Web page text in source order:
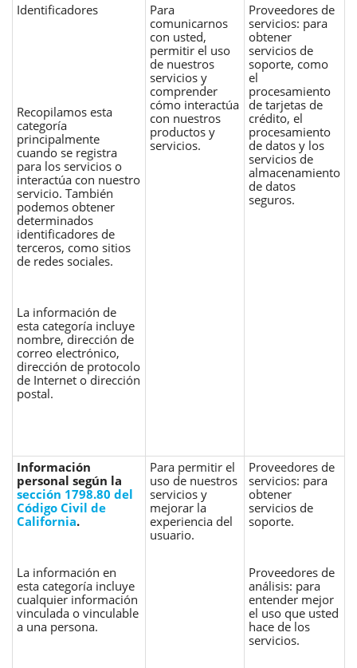
Identificadores
Recopilamos esta
categoría
principalmente
cuando se registra
para los servicios o
interactúa con nuestro
servicio. También
podemos obtener
determinados
identificadores de
terceros, como sitios
de redes sociales.
La información de
esta categoría incluye
nombre, dirección de
correo electrónico,
dirección de protocolo
de Internet o dirección
postal.
Para
comunicarnos
con usted,
permitir el uso
de nuestros
servicios y
comprender
cómo interactúa
con nuestros
productos y
servicios.
Proveedores de
servicios: para
obtener
servicios de
soporte, como
el
procesamiento
de tarjetas de
crédito, el
procesamiento
de datos y los
servicios de
almacenamiento
de datos
seguros.
Información
personal según la
sección 1798.80 del
Código Civil de
California.
La información en
esta categoría incluye
cualquier información
vinculada o vinculable
a una persona.
Para permitir el
uso de nuestros
servicios y
mejorar la
experiencia del
usuario.
Proveedores de
servicios: para
obtener
servicios de
soporte.
Proveedores de
análisis: para
entender mejor
el uso que usted
hace de los
servicios.